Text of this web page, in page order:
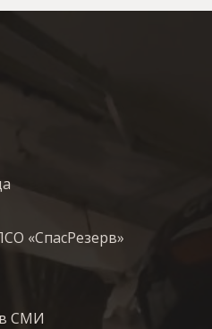
«СпасРезерв»
СМИ